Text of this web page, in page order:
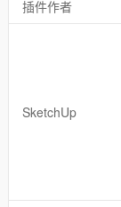
插件作者
SketchUp